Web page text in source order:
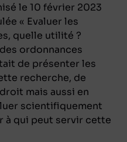
le 10 février 2023
« Evaluer les
quelle utilité ?
des ordonnances
de présenter les
recherche, de
mais aussi en
scientifiquement
à qui peut servir cette